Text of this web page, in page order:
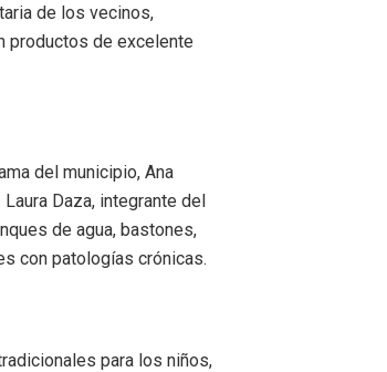
de los vecinos,
productos de excelente
del municipio, Ana
Daza, integrante del
de agua, bastones,
con patologías crónicas.
para los niños,